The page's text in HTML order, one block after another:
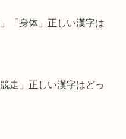
「身体」正しい漢字は
走」正しい漢字はどっ